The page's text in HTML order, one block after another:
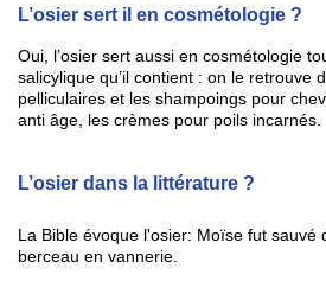
L’osier sert il en cosmétologie ?
Oui, l’osier sert aussi en cosmétologie
salicylique qu’il contient : on le retrouve
pelliculaires et les shampoings pour
anti âge, les crèmes pour poils incarnés.
L’osier dans la littérature ?
La Bible évoque l'osier: Moïse fut sauvé
berceau en vannerie.